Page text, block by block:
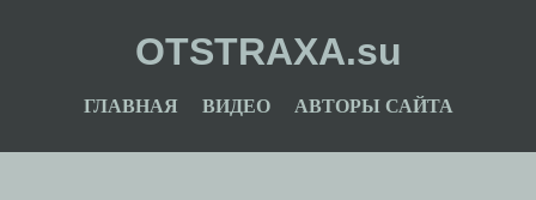
OTSTRAXA.su
ГЛАВНАЯ ВИДЕО АВТОРЫ САЙТА